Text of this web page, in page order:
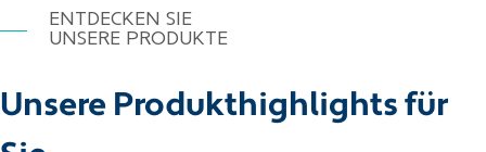
ENTDECKEN SIE
UNSERE PRODUKTE
Unsere Produkthighlights für